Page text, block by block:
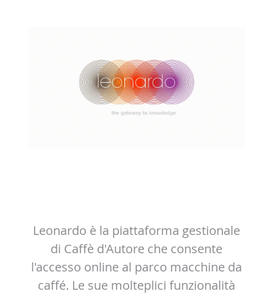
Leonardo è la piattaforma gestionale
di Caffè d'Autore che consente
l'accesso online al parco macchine da
caffé. Le sue molteplici funzionalità